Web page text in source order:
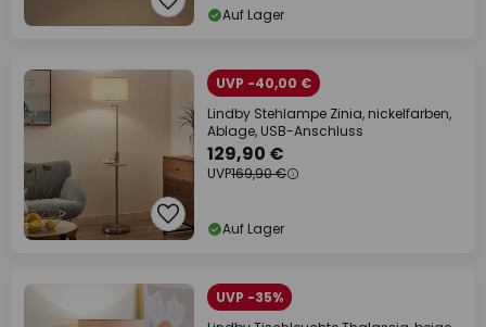
Auf Lager
UVP -40,00 €
Lindby Stehlampe Zinia, nickelfarben,
Ablage, USB-Anschluss
129,90 €
UVP169,90 €
Auf Lager
UVP -35%